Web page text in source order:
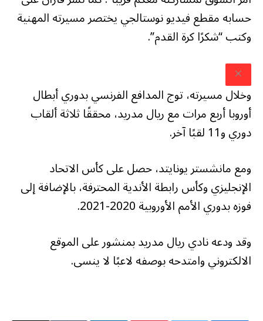
حسابه مقطع فيديو نوستالجي يختصر مسيرته المهنية
وكتب “شكرًا كرة القدم”.
وخلال مسيرته، توج المدافع الفرنسي بدوري أبطال
أوروبا أربع مرات مع ريال مدريد، محققًا ثلاثة ألقاب
دوري و11 لقبًا آخر.
ومع مانشستر يونايتد، حصل على كأس الاتحاد
الإنجليزي وكأس رابطة الأندية المحترفة، بالإضافة إلى
فوزه بدوري الأمم الأوروبية 2020-2021.
وقد ودعه نادي ريال مدريد بمنشور على الموقع
الالكتروني وامتدحه بوصفه لاعبًا لا ينسى.